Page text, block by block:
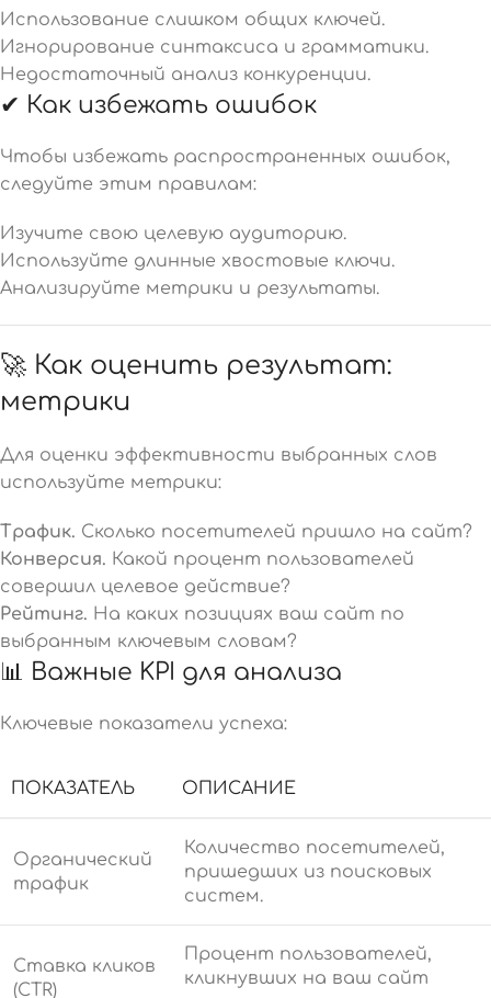
Использование слишком общих ключей.
Игнорирование синтаксиса и грамматики.
Недостаточный анализ конкуренции.
✔ Как избежать ошибок
Чтобы избежать распространенных ошибок,
следуйте этим правилам:
Изучите свою целевую аудиторию.
Используйте длинные хвостовые ключи.
Анализируйте метрики и результаты.
🚀 Как оценить результат:
метрики
Для оценки эффективности выбранных слов
используйте метрики:
Трафик. Сколько посетителей пришло на сайт?
Конверсия. Какой процент пользователей
совершил целевое действие?
Рейтинг. На каких позициях ваш сайт по
выбранным ключевым словам?
📊 Важные KPI для анализа
Ключевые показатели успеха:
ПОКАЗАТЕЛЬ ОПИСАНИЕ
Органический
трафик
Количество посетителей,
пришедших из поисковых
систем.
Ставка кликов
(CTR)
Процент пользователей,
кликнувших на ваш сайт